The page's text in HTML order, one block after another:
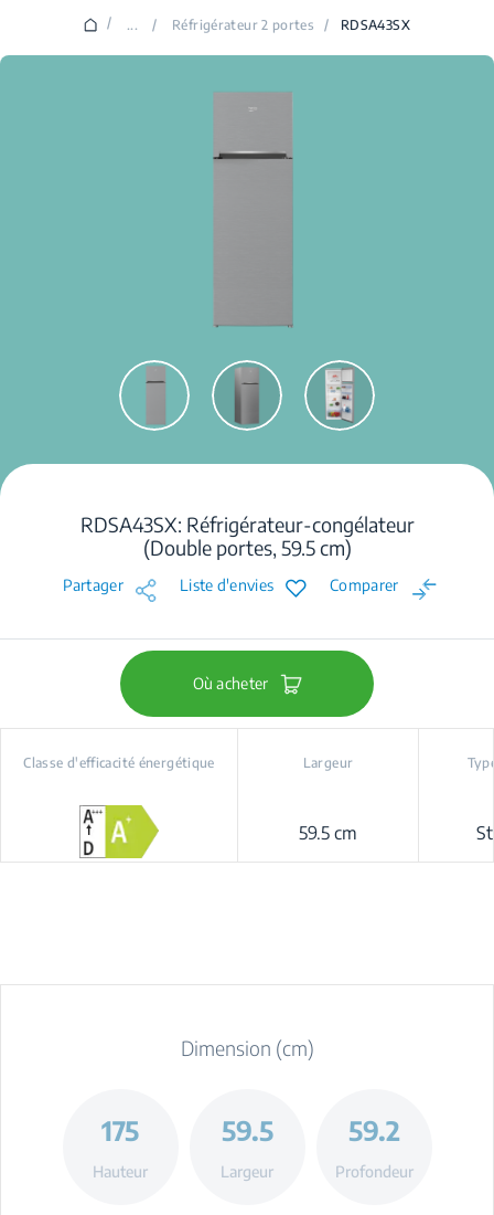
/ ... / Réfrigérateur 2 portes / RDSA43SX
RDSA43SX: Réfrigérateur-congélateur
(Double portes, 59.5 cm)
Partager Liste d'envies Comparer
Où acheter
Classe d'efficacité énergétique Largeur
59.5 cm
Dimension (cm)
175
Hauteur
59.5
Largeur
59.2
Profondeur